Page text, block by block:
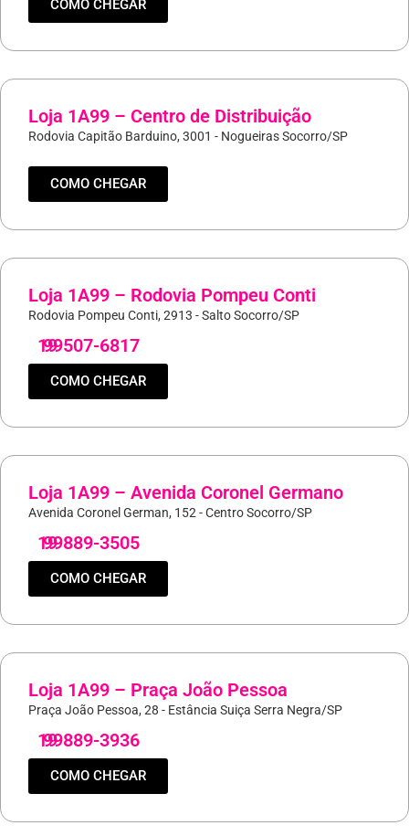
COMO CHEGAR
Loja 1A99 – Centro de Distribuição
Rodovia Capitão Barduino, 3001 - Nogueiras Socorro/SP
COMO CHEGAR
Loja 1A99 – Rodovia Pompeu Conti
Rodovia Pompeu Conti, 2913 - Salto Socorro/SP
19
99507-6817
COMO CHEGAR
Loja 1A99 – Avenida Coronel Germano
Avenida Coronel German, 152 - Centro Socorro/SP
19
99889-3505
COMO CHEGAR
Loja 1A99 – Praça João Pessoa
Praça João Pessoa, 28 - Estância Suiça Serra Negra/SP
19
99889-3936
COMO CHEGAR